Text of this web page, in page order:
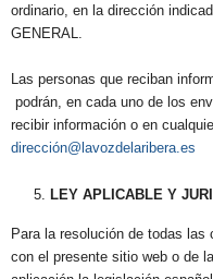
ordinario, en la dirección
GENERAL.
Las personas que reciban
podrán, en cada uno de los
recibir información o en
dirección@lavozdelaribera.es
LEY APLICABLE Y
Para la resolución de todas
con el presente sitio web o de